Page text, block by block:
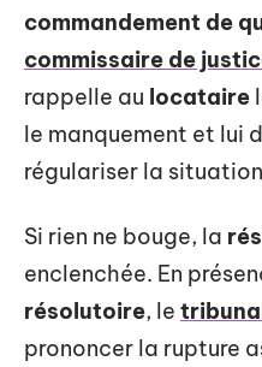
commandement de
commissaire de
rappelle au locataire
le manquement et lui
régulariser la
Si rien ne bouge, la
enclenchée. En
résolutoire, le
prononcer la rupture